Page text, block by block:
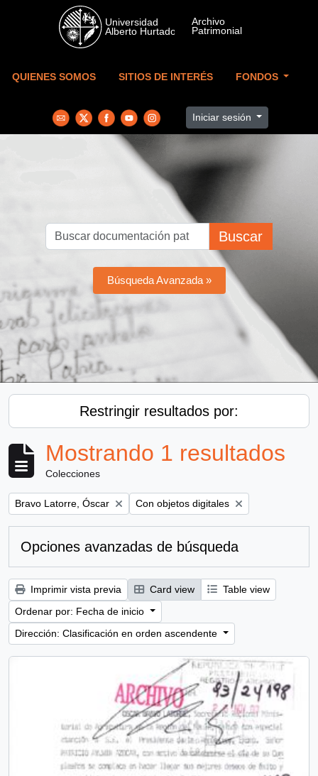
Skip to main content
QUIENES SOMOS SITIOS DE INTERÉS FONDOS
Iniciar sesión
Buscar
Búsqueda Avanzada »
Restringir resultados por:
Mostrando 1 resultados
Colecciones
Remove filter:
Bravo Latorre, Óscar Remove filter:
Con objetos digitales
Opciones avanzadas de búsqueda
Imprimir vista previa Card view
Table view
Ordenar por: Fecha de inicio
Dirección: Clasificación en orden ascendente